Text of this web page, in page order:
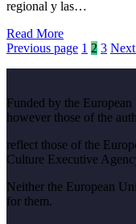
regional y las…
Read More
Posts
pagination
Previous page 1 2 3
Funded by the
however those of the
reflect those of the
Culture Executive
Neither the European
for them.